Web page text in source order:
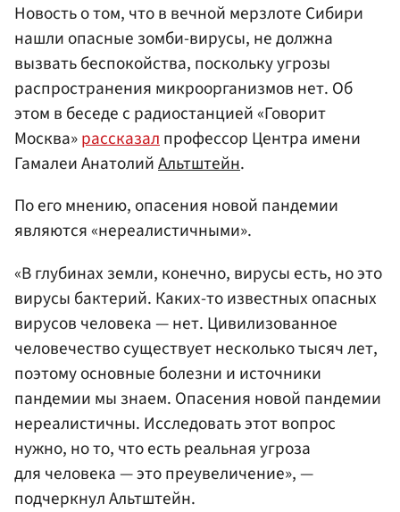
Новость о том, что в вечной мерзлоте Сибири
нашли опасные зомби-вирусы, не должна
вызвать беспокойства, поскольку угрозы
распространения микроорганизмов нет. Об
этом в беседе с радиостанцией «Говорит
Москва»рассказалпрофессор Центра имени
Гамалеи АнатолийАльтштейн.
По его мнению, опасения новой пандемии
являются «нереалистичными».
«В глубинах земли, конечно, вирусы есть, но это
вирусы бактерий. Каких-то известных опасных
вирусов человека — нет. Цивилизованное
человечество существует несколько тысяч лет,
поэтому основные болезни и источники
пандемии мы знаем. Опасения новой пандемии
нереалистичны. Исследовать этот вопрос
нужно, но то, что есть реальная угроза
для человека — это преувеличение», —
подчеркнул Альтштейн.